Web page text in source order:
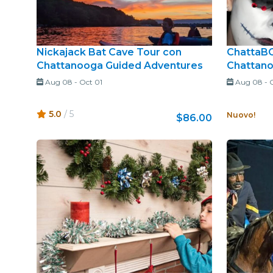
Nickajack Bat Cave Tour con
Chattanooga Guided Adventures
Aug 08 - Oct 01
5.0 / 5 $86.00
Aug 08 -
Nuovo!